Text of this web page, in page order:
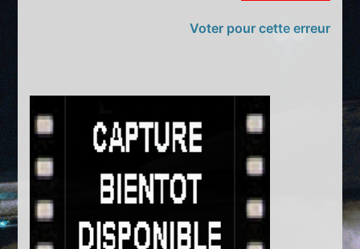
Voter pour cette erreur